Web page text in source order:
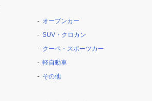
オープンカー
SUV・クロカン
クーペ・スポーツカー
軽自動車
その他